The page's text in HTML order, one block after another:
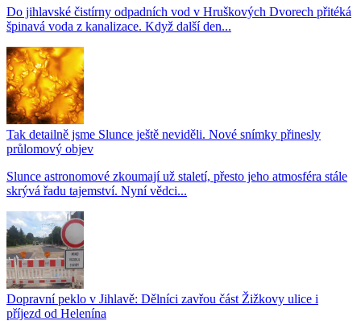
Do jihlavské čistírny odpadních vod v Hruškových Dvorech přitéká
špinavá voda z kanalizace. Když další den...
Tak detailně jsme Slunce ještě neviděli. Nové snímky přinesly
průlomový objev
Slunce astronomové zkoumají už staletí, přesto jeho atmosféra stále
skrývá řadu tajemství. Nyní vědci...
Dopravní peklo v Jihlavě: Dělníci zavřou část Žižkovy ulice i
příjezd od Helenína